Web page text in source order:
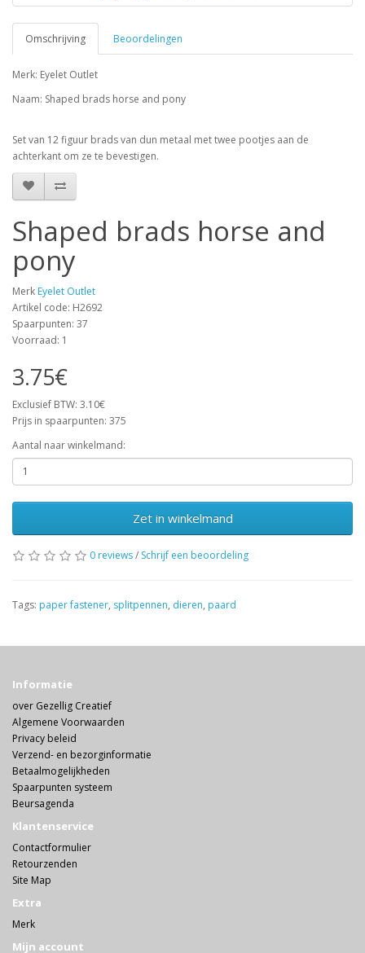
Omschrijving Beoordelingen
Merk: Eyelet Outlet
Naam: Shaped brads horse and pony
Set van 12 figuur brads van dun metaal met twee pootjes aan de
achterkant om ze te bevestigen.
Shaped brads horse and
pony
Merk Eyelet Outlet
Artikel code: H2692
Spaarpunten: 37
Voorraad: 1
3.75€
Exclusief BTW: 3.10€
Prijs in spaarpunten: 375
Aantal naar winkelmand:
Zet in winkelmand
0 reviews/ Schrijf een beoordeling
Tags: paper fastener, splitpennen, dieren, paard
Informatie
over Gezellig Creatief
Algemene Voorwaarden
Privacy beleid
Verzend- en bezorginformatie
Betaalmogelijkheden
Spaarpunten systeem
Beursagenda
Klantenservice
Contactformulier
Retourzenden
Site Map
Extra
Merk
Mijn account